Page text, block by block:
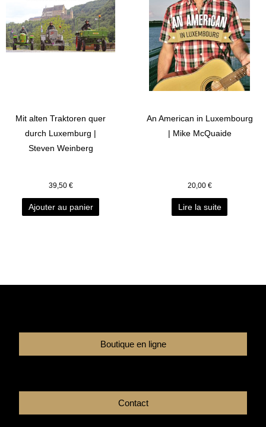
Mit alten Traktoren quer
durch Luxemburg |
Steven Weinberg
39,50 €
Ajouter au panier
An American in Luxembourg
| Mike McQuaide
20,00 €
Lire la suite
Boutique en ligne
Contact